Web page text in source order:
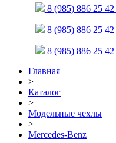
8 (985) 886 25 42
8 (985) 886 25 42
8 (985) 886 25 42
Главная
>
Каталог
>
Модельные чехлы
>
Mercedes-Benz